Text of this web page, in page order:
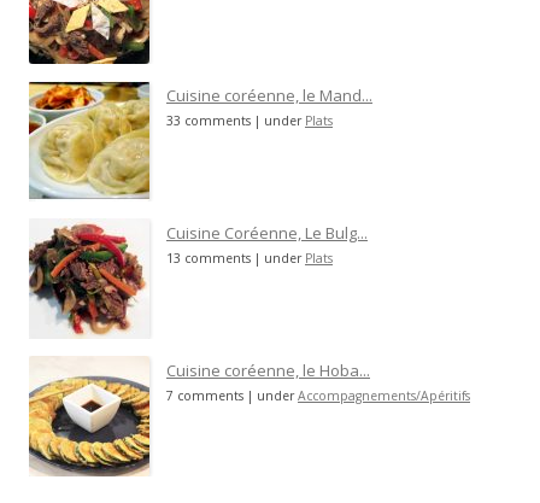
Cuisine coréenne, le Mand...
33 comments | under Plats
Cuisine Coréenne, Le Bulg...
13 comments | under Plats
Cuisine coréenne, le Hoba...
7 comments | underAccompagnements/Apéritifs